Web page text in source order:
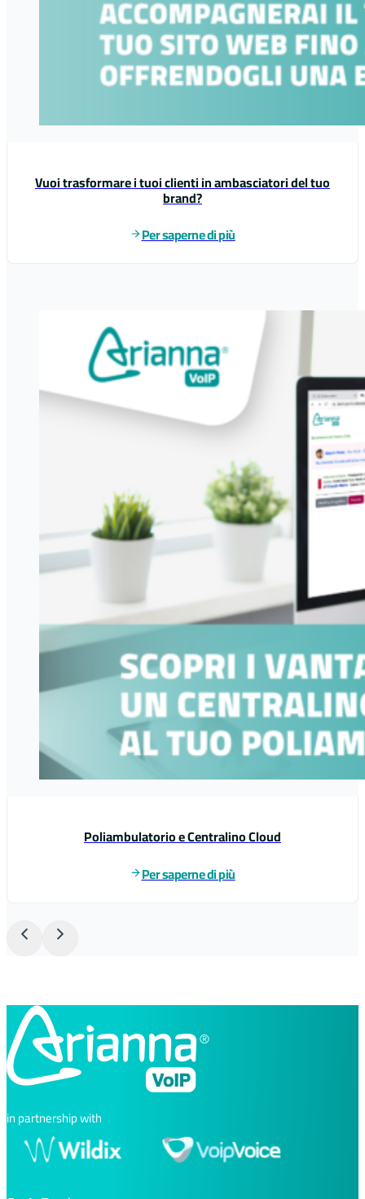
Vuoi trasformare i tuoi clienti in ambasciatori del tuo
brand?
Per saperne di più
Poliambulatorio e Centralino Cloud
Per saperne di più
in partnership with